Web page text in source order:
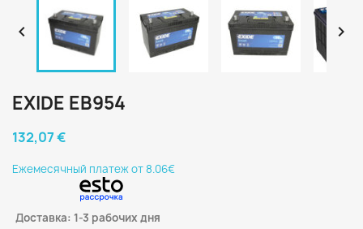
 
EXIDE EB954
132,07 €
Eжемесячный платеж от 8.06€
Доставка: 1-3 рабочих дня